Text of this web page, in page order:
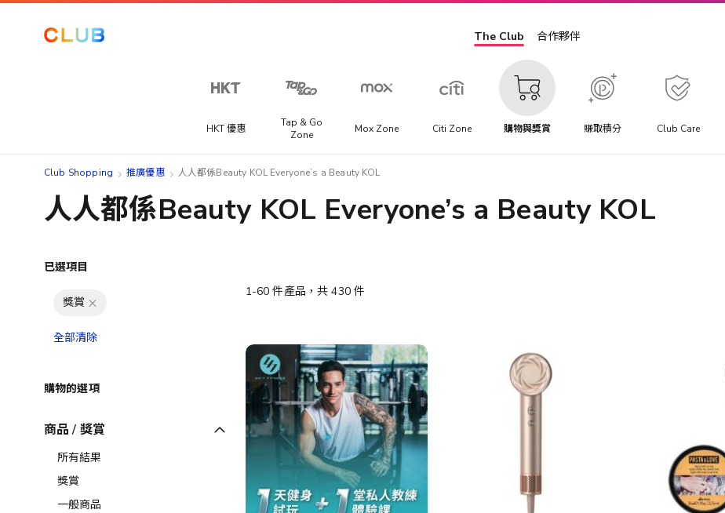
The Club 合作夥伴
HKT 優惠
Tap & Go
Zone
Mox Zone Citi Zone 購物與獎賞 賺取積分 Club Care
Club Shopping 推廣優惠 人人都係Beauty KOL Everyone’s a Beauty KOL
人人都係Beauty KOL Everyone’s a Beauty KOL
1-60 件產品，共430件
已選項目
獎賞
全部清除
購物的選項
商品 / 獎賞
所有結果
獎賞
一般商品